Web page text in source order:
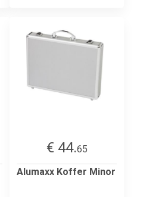
€ 44.65
Alumaxx Koffer Minor